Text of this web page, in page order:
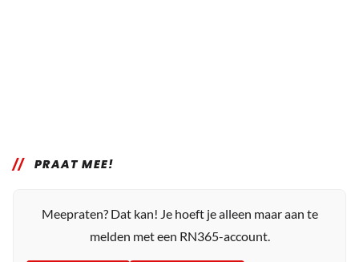
PRAAT MEE!
Meepraten? Dat kan! Je hoeft je alleen maar aan te
melden met een RN365-account.